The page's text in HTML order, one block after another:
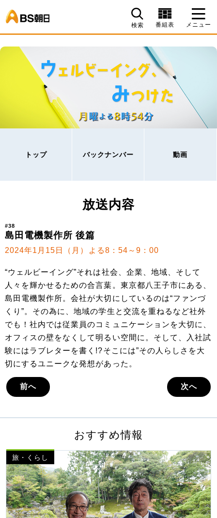
検索 番組表 メニュー
トップ バックナンバー 動画
放送内容
#38
島田電機製作所 後篇
2024年1月15日（月）よる8：54～9：00
“ウェルビーイング”それは社会、企業、地域、そして
人々を輝かせるための合言葉。東京都八王子市にある、
島田電機製作所。会社が大切にしているのは“ファンづ
くり”。その為に、地域の学生と交流を重ねるなど社外
でも！社内では従業員のコミュニケーションを大切に、
オフィスの壁をなくして明るい空間に。そして、入社試
験にはラブレターを書く!?そこには”その人らしさを大
切にするユニークな発想があった。
前へ 次へ
おすすめ情報
旅・くらし